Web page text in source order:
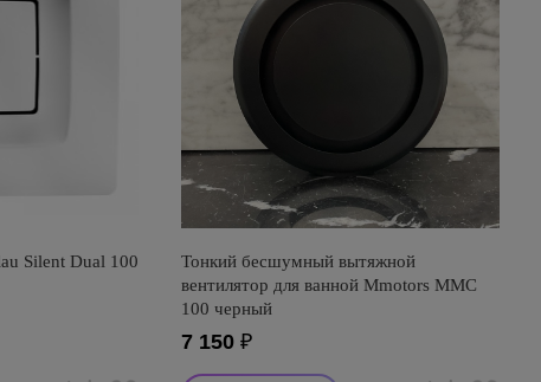
Silent Dual 100
Тонкий бесшумный вытяжной
вентилятор для ванной Mmotors ММC
100 черный
7 150 ₽